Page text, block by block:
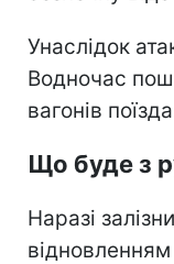
Унаслідок
Водночас
вагонів
Що буде з
Наразі